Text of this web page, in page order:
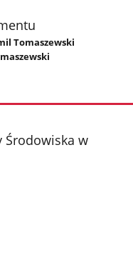
Tomaszewski
Środowiska w